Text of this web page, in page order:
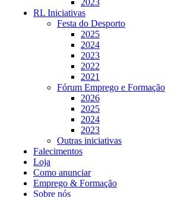
RL Iniciativas
Festa do Desporto
2025
2024
2023
2022
2021
Fórum Emprego e Formação
2026
2025
2024
2023
Outras iniciativas
Falecimentos
Loja
Como anunciar
Emprego & Formação
Sobre nós